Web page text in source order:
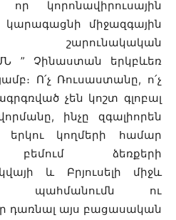
կորոնավիրուսային
միջազգային
շարունակական
” Չինաստան երկբևեռ
Ո՛չ Ռուսաստանը, ո՛չ
չեն կոշտ գլոբալ
ինչը զգալիորեն
կողմերի համար
բեմում ձեռքերի
և Բրյուսելի միջև
պահմանումն ու
դառնալ այս բացասական